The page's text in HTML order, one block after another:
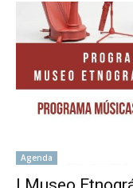
Agenda